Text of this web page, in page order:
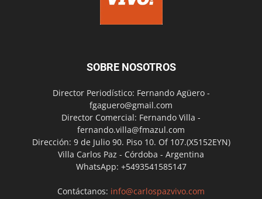
SOBRE NOSOTROS
Director Periodístico: Fernando Agüero -
fgaguero@gmail.com
Director Comercial: Fernando Villa -
fernando.villa@fmazul.com
Dirección: 9 de Julio 90. Piso 10. Of 107.(X5152EYN)
Villa Carlos Paz - Córdoba - Argentina
WhatsApp: +5493541585147
Contáctanos: info@carlospazvivo.com